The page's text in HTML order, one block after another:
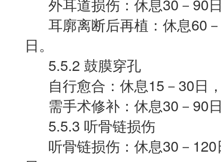
外耳道损伤：休息30－90
耳廓离断后再植：休息60
日。
5.5.2 鼓膜穿孔
自行愈合：休息15－30日
需手术修补：休息30－90
5.5.3 听骨链损伤
听骨链损伤：休息30－120